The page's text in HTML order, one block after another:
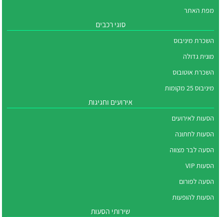
מפת האתר
סוגי רכבים
השכרת מיניבוס
מונית גדולה
השכרת אוטובוס
מיניבוס 25 מקומות
אירועים וחגיגות
הסעות לאירועים
הסעות לחתונה
הסעה לבר מצווה
הסעות VIP
הסעה לפורום
הסעות להופעות
שירותי הסעות